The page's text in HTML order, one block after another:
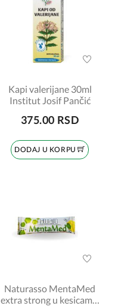
Kapi valerijane 30ml
Institut Josif Pančić
375.00 RSD
DODAJ U KORPU
Naturasso MentaMed
extra strong u kesicama,